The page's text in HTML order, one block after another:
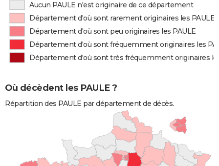
Aucun PAULE n'est originaire de ce département
Département d'où sont rarement originaires les PAULE
Département d'où sont peu originaires les PAULE
Département d'où sont fréquemment originaires les
Département d'où sont très fréquemment originaires
Où décèdent les PAULE ?
Répartition des PAULE par département de décès.